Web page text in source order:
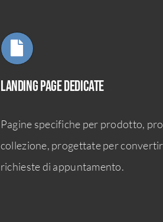
Landing page dedicate
Pagine specifiche per prodotto,
collezione, progettate per
richieste di appuntamento.